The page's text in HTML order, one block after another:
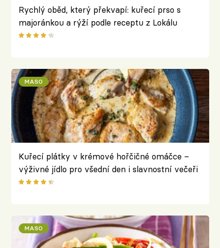
Rychlý oběd, který překvapí: kuřecí prso s
majoránkou a rýží podle receptu z Lokálu
MASO
Kuřecí plátky v krémové hořčičné omáčce –
výživné jídlo pro všední den i slavnostní večeři
MASO